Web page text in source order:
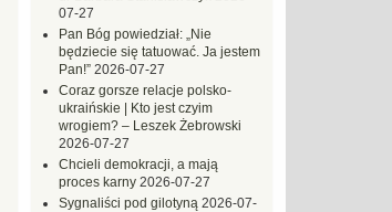
07-27
Pan Bóg powiedział: „Nie
będziecie się tatuować. Ja jestem
Pan!” 2026-07-27
Coraz gorsze relacje polsko-
ukraińskie | Kto jest czyim
wrogiem? – Leszek Żebrowski
2026-07-27
Chcieli demokracji, a mają
proces karny 2026-07-27
Sygnaliści pod gilotyną 2026-07-